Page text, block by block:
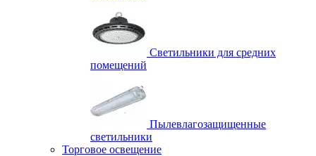
Светильники для средних
помещений
Пылевлагозащищенные
светильники
Торговое освещение